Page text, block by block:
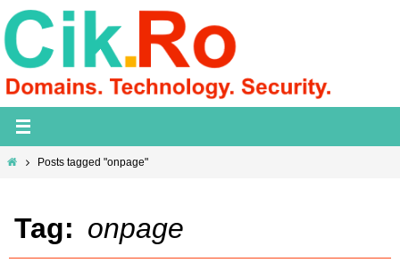
Skip
to
content
HomePosts tagged "onpage"
Tag: onpage